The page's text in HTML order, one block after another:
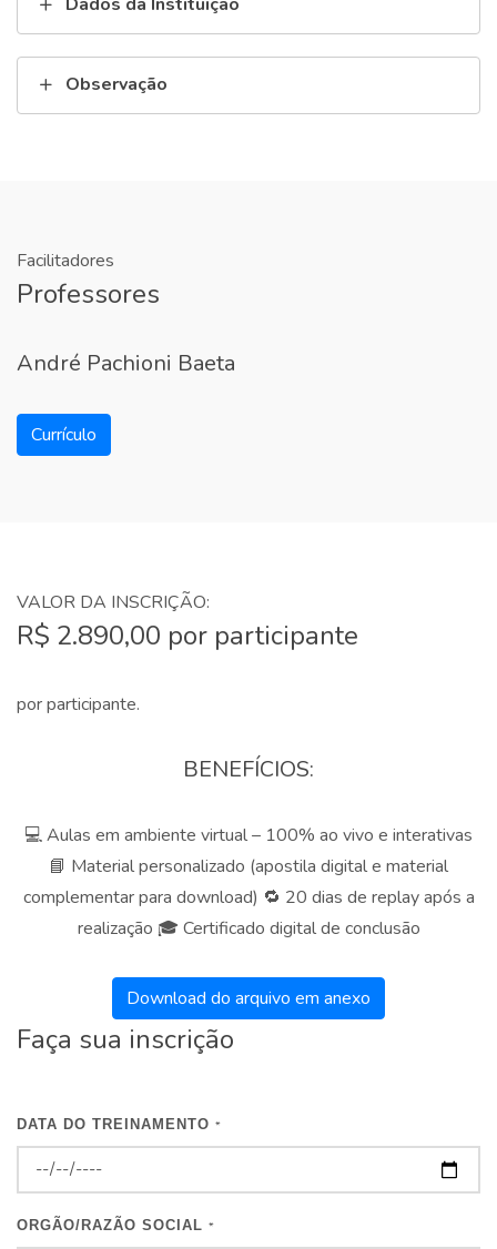
Observação
Facilitadores
Professores
André Pachioni Baeta
Currículo
VALOR DA INSCRIÇÃO:
R$ 2.890,00 por participante
por participante.
BENEFÍCIOS:
💻 Aulas em ambiente virtual – 100% ao vivo e interativas
📘 Material personalizado (apostila digital e material
complementar para download) 🔁 20 dias de replay após a
realização 🎓 Certificado digital de conclusão
Download do arquivo em anexo
Faça sua inscrição
DATA DO TREINAMENTO *
ORGÃO/RAZÃO SOCIAL *